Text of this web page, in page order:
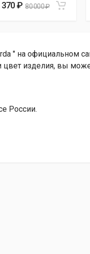
370 ₽ 80 000 ₽
" на официальном
изделия, вы
России.